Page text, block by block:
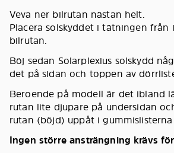
Veva ner bilrutan nästan helt.
Placera solskyddet i tätningen
bilrutan.
Böj sedan Solarplexius solskydd
det på sidan och toppen av
Beroende på modell är det ibland
rutan lite djupare på undersidan
rutan (böjd) uppåt i
Ingen större ansträngning krävs